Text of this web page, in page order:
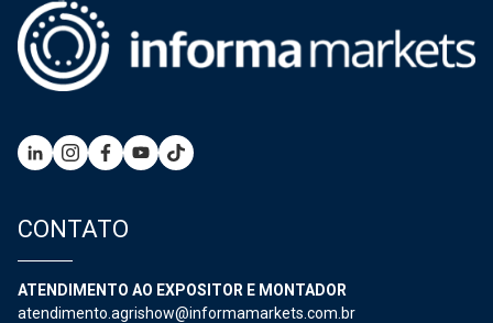
CONTATO
ATENDIMENTO AO EXPOSITOR E MONTADOR
atendimento.agrishow@informamarkets.com.br